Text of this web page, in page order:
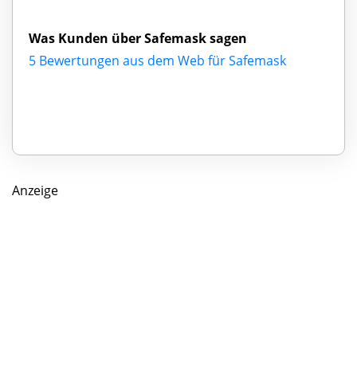
Was Kunden über Safemask sagen
5 Bewertungen aus dem Web für Safemask
Anzeige